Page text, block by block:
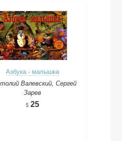
Азбука - малышка
Валевский, Сергей
Зарев
25